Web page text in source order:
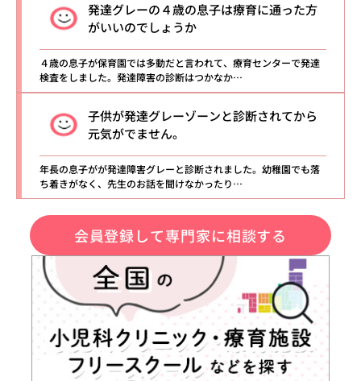
発達グレーの４歳の息子は療育に通った方
がいいのでしょうか
４歳の息子が保育園では多動だと言われて、療育センターで発達
検査をしました。発達障害の診断はつかなか…
子供が発達グレーゾーンと診断されてから
元気がでません。
年長の息子がが発達障害グレーと診断されました。幼稚園でも落
ち着きがなく、先生のお話を聞けなかったり…
会員登録して専門家に相談する